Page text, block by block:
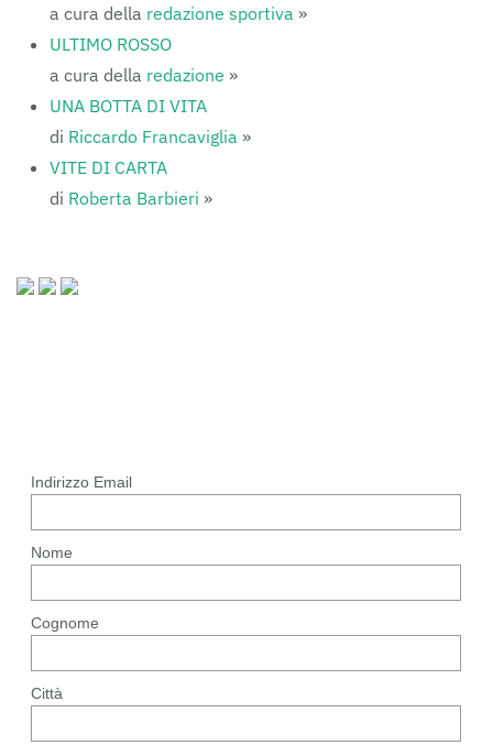
a cura della redazione sportiva »
ULTIMO ROSSO
a cura della redazione »
UNA BOTTA DI VITA
di Riccardo Francaviglia »
VITE DI CARTA
di Roberta Barbieri »
Indirizzo Email
Nome
Cognome
Città